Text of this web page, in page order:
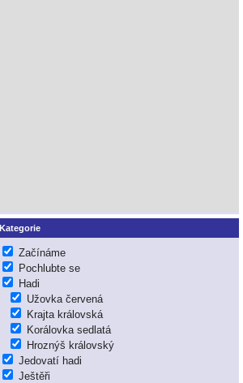
Kategorie
Začínáme
Pochlubte se
Hadi
Užovka červená
Krajta královská
Korálovka sedlatá
Hroznýš královský
Jedovatí hadi
Ještěři